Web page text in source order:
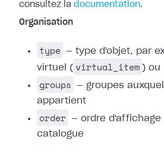
consultez la documentation.
Organisation
type
— type d'objet, par
virtuel ( virtual_item ) ou
groups
— groupes
appartient
order
— ordre d'affichage
catalogue